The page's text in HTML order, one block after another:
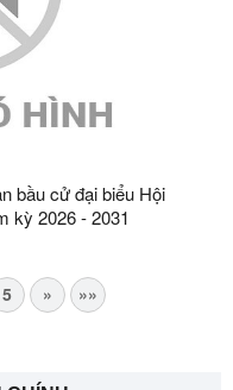
bầu cử đại biểu Hội
kỳ 2026 - 2031
5 » »»